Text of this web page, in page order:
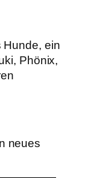
Hunde, ein
Phönix,
neues